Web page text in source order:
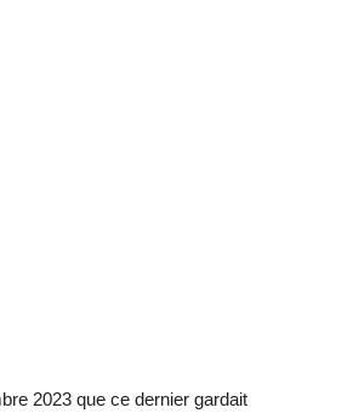
2023 que ce dernier gardait